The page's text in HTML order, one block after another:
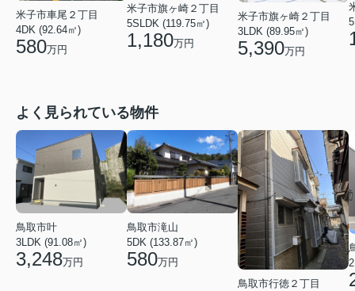
米子市車尾２丁目
4DK (92.64㎡)
580万円
米子市旗ヶ崎２丁目
5SLDK (119.75㎡)
1,180万円
米子市旗ヶ崎２丁目
3LDK (89.95㎡)
5,390万円
よく見られている物件
鳥取市叶
3LDK (91.08㎡)
3,248万円
鳥取市滝山
5DK (133.87㎡)
580万円
鳥取市行徳２丁目